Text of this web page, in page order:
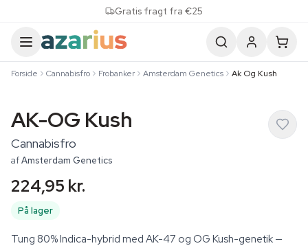
Gratis fragt fra €25
Forside Cannabisfro Frobanker Amsterdam Genetics Ak Og Kush
AK-OG Kush
Cannabisfro
afAmsterdam Genetics
224,95 kr.
På lager
Tung 80% Indica-hybrid med AK-47 og OG Kush-genetik —